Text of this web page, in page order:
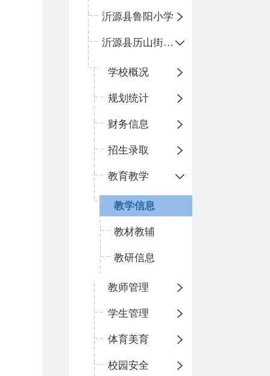
沂源县鲁阳小学
沂源县历山街道办事处振兴路小学
学校概况
规划统计
财务信息
招生录取
教育教学
教学信息
教材教辅
教研信息
教师管理
学生管理
体育美育
校园安全